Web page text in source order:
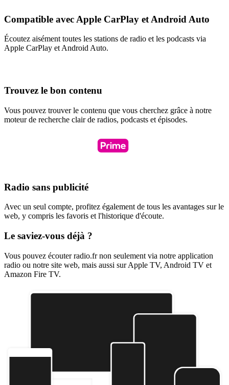
Compatible avec Apple CarPlay et Android Auto
Écoutez aisément toutes les stations de radio et les podcasts via
Apple CarPlay et Android Auto.
Trouvez le bon contenu
Vous pouvez trouver le contenu que vous cherchez grâce à notre
moteur de recherche clair de radios, podcasts et épisodes.
Radio sans publicité
Avec un seul compte, profitez également de tous les avantages sur le
web, y compris les favoris et l'historique d'écoute.
Le saviez-vous déjà ?
Vous pouvez écouter radio.fr non seulement via notre application
radio ou notre site web, mais aussi sur Apple TV, Android TV et
Amazon Fire TV.